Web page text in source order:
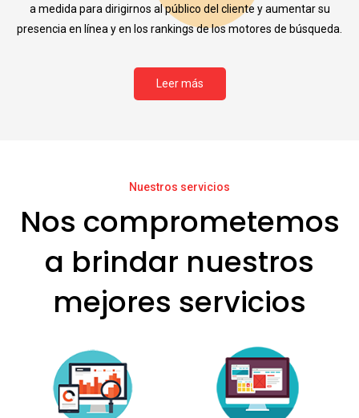
a medida para dirigirnos al público del cliente y aumentar su
presencia en línea y en los rankings de los motores de búsqueda.
Leer más
Nuestros servicios
Nos comprometemos
a brindar nuestros
mejores servicios